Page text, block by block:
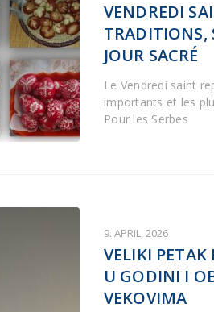
VENDREDI
TRADITIONS,
JOUR SACRÉ
Le Vendredi saint
importants et les
Pour les Serbes
9. APRIL, 2026
VELIKI
U GODINI I
VEKOVIMA